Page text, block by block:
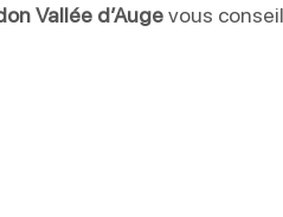
Vallée d’Augevous